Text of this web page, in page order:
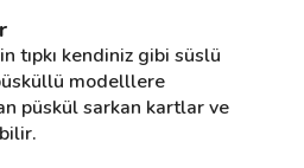
tıpkı kendiniz gibi süslü
modelllere
püskül sarkan kartlar ve